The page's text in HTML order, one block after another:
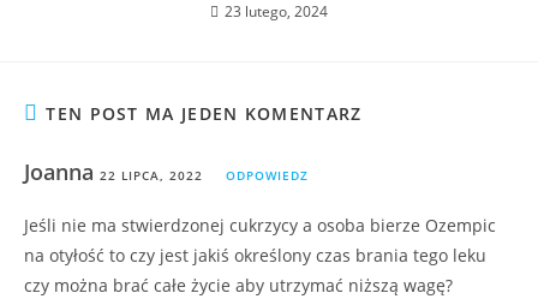
23 lutego, 2024
TEN POST MA JEDEN KOMENTARZ
Joanna 22 LIPCA, 2022 ODPOWIEDZ
Jeśli nie ma stwierdzonej cukrzycy a osoba bierze Ozempic
na otyłość to czy jest jakiś określony czas brania tego leku
czy można brać całe życie aby utrzymać niższą wagę?